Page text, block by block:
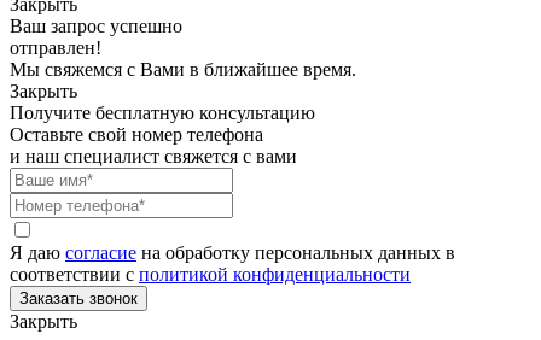
Закрыть
Ваш запрос успешно
отправлен!
Мы свяжемся с Вами в ближайшее время.
Закрыть
Получите бесплатную консультацию
Оставьте свой номер телефона
и наш специалист свяжется с вами
Я даю согласие на обработку персональных данных в
соответствии с политикой конфиденциальности
Закрыть